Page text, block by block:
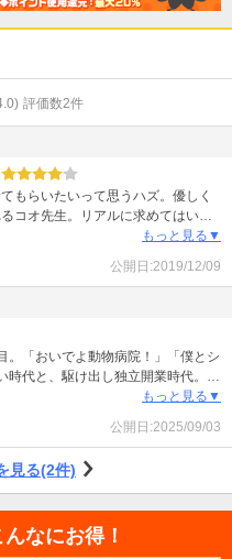
) 評価数2件
もらいたいって思うハズ。優しく
コオ先生。リアルに求めてはいけ
漫画を読む前にMF動物病院日誌、
。もちろん、これだけでも充分で
が苦しくもなりますがみなさんに
もっと見る▼
公開日:2019/12/09
。「おいでよ動物病院！」「僕とシ
代と、駆け出し独立開業時代。 3
も揃い(イケメン獣医3人)、ライバ
が獣医として安定し、周りのオム
が面白かったのが本音。
もっと見る▼
公開日:2025/09/03
見る(2件)
んなにお得！